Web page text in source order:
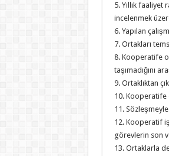
5. Yıllık
incelenmek
6. Yapılan
7. Ortakları
8. Kooperatife
taşımadığını
9. Ortaklıktan
10. Kooperatife
11.
12. Kooperatif
görevlerin son
13. Ortaklarla